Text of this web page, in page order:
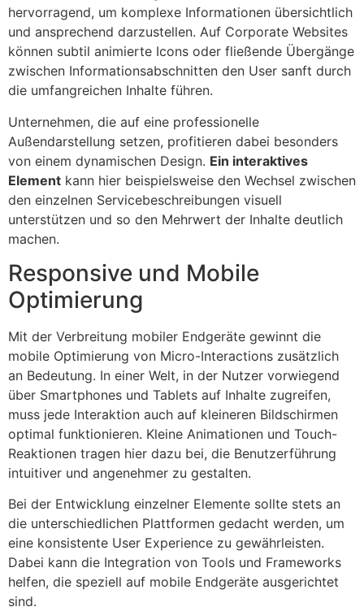
hervorragend, um komplexe Informationen übersichtlich
und ansprechend darzustellen. Auf Corporate Websites
können subtil animierte Icons oder fließende Übergänge
zwischen Informationsabschnitten den User sanft durch
die umfangreichen Inhalte führen.
Unternehmen, die auf eine professionelle
Außendarstellung setzen, profitieren dabei besonders
von einem dynamischen Design. Ein interaktives
Element kann hier beispielsweise den Wechsel zwischen
den einzelnen Servicebeschreibungen visuell
unterstützen und so den Mehrwert der Inhalte deutlich
machen.
Responsive und Mobile
Optimierung
Mit der Verbreitung mobiler Endgeräte gewinnt die
mobile Optimierung von Micro-Interactions zusätzlich
an Bedeutung. In einer Welt, in der Nutzer vorwiegend
über Smartphones und Tablets auf Inhalte zugreifen,
muss jede Interaktion auch auf kleineren Bildschirmen
optimal funktionieren. Kleine Animationen und Touch-
Reaktionen tragen hier dazu bei, die Benutzerführung
intuitiver und angenehmer zu gestalten.
Bei der Entwicklung einzelner Elemente sollte stets an
die unterschiedlichen Plattformen gedacht werden, um
eine konsistente User Experience zu gewährleisten.
Dabei kann die Integration von Tools und Frameworks
helfen, die speziell auf mobile Endgeräte ausgerichtet
sind.